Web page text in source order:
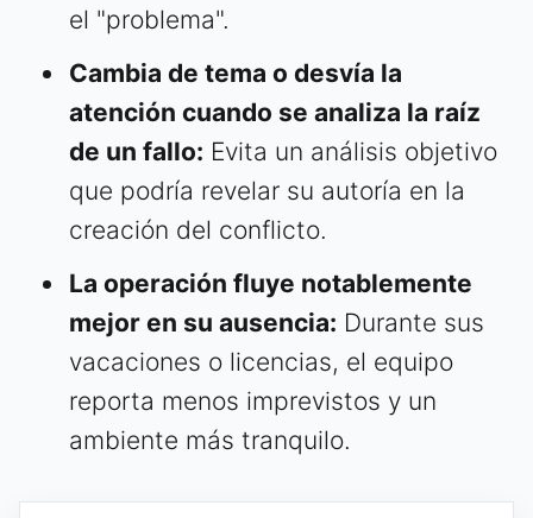
el "problema".
Cambia de tema o desvía la
atención cuando se analiza la raíz
de un fallo: Evita un análisis objetivo
que podría revelar su autoría en la
creación del conflicto.
La operación fluye notablemente
mejor en su ausencia: Durante sus
vacaciones o licencias, el equipo
reporta menos imprevistos y un
ambiente más tranquilo.